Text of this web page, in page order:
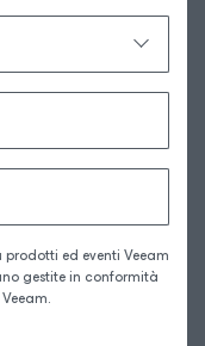
ed eventi Veeam
gestite in conformità